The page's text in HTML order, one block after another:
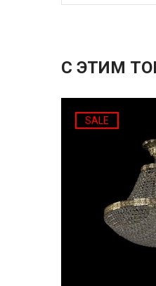
С ЭТИМ
SALE